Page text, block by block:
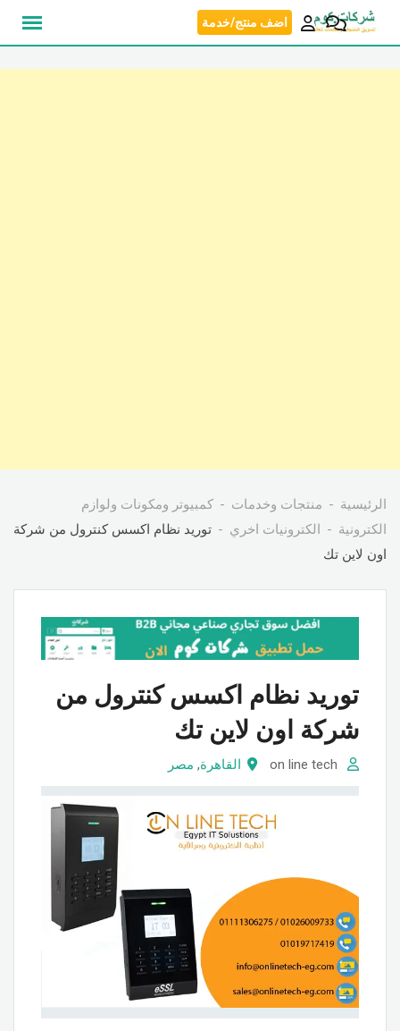
انتقل
اضف منتج/خدمة
الرئيسية منتجات وخدمات
كمبيوتر ومكونات ولوازم
الكترونية
الكترونيات اخري
توريد نظام اكسس كنترول من شركة
اون لاين تك
توريد نظام اكسس كنترول من
شركة اون لاين تك
القاهرة, مصر